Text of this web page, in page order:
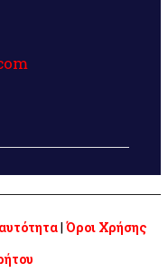
| Όροι Χρήσης